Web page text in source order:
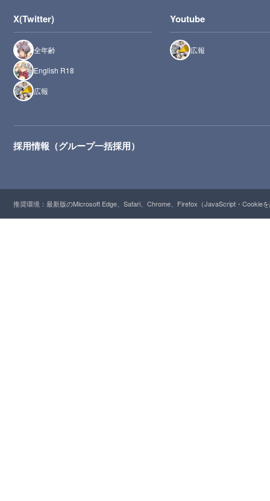
X(Twitter)
全年齢
English R18
広報
Youtube
広報
採用情報（グループ一括採用）
推奨環境：最新版のMicrosoft Edge、Safari、Chrome、Firefox（JavaScript・Cookie